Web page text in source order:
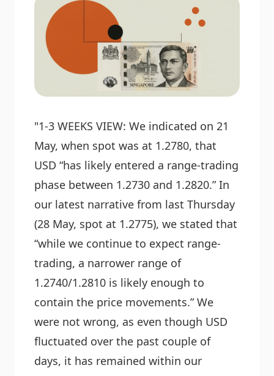
"1-3 WEEKS VIEW: We indicated on 21
May, when spot was at 1.2780, that
USD “has likely entered a range-trading
phase between 1.2730 and 1.2820.” In
our latest narrative from last Thursday
(28 May, spot at 1.2775), we stated that
“while we continue to expect range-
trading, a narrower range of
1.2740/1.2810 is likely enough to
contain the price movements.” We
were not wrong, as even though USD
fluctuated over the past couple of
days, it has remained within our